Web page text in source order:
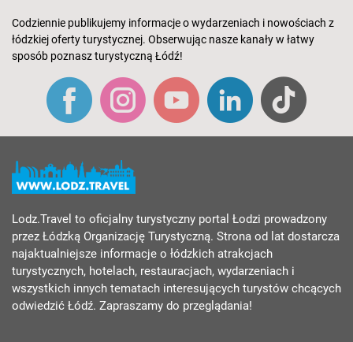
Codziennie publikujemy informacje o wydarzeniach i nowościach z
łódzkiej oferty turystycznej. Obserwując nasze kanały w łatwy
sposób poznasz turystyczną Łódź!
Lodz.Travel to oficjalny turystyczny portal Łodzi prowadzony
przez Łódzką Organizację Turystyczną. Strona od lat dostarcza
najaktualniejsze informacje o łódzkich atrakcjach
turystycznych, hotelach, restauracjach, wydarzeniach i
wszystkich innych tematach interesujących turystów chcących
odwiedzić Łódź. Zapraszamy do przeglądania!